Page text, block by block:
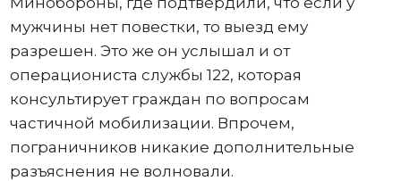
мужчины нет повестки, то выезд ему
разрешен. Это же он услышал и от
операциониста службы 122, которая
консультирует граждан по вопросам
частичной мобилизации. Впрочем,
пограничников никакие дополнительные
разъяснения не волновали.